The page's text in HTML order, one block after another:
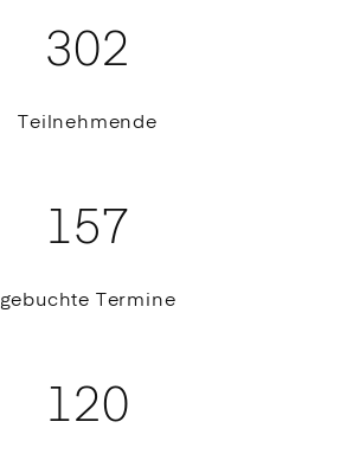
302
Teilnehmende
157
gebuchte Termine
120